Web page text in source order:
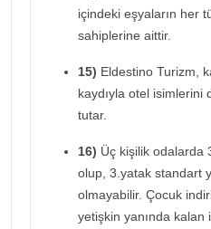
içindeki eşyaların her
sahiplerine aittir.
15) Eldestino Turizm,
kaydıyla otel isimlerini
tutar.
16) Üç kişilik odalarda
olup, 3.yatak standart
olmayabilir. Çocuk
yetişkin yanında kalan